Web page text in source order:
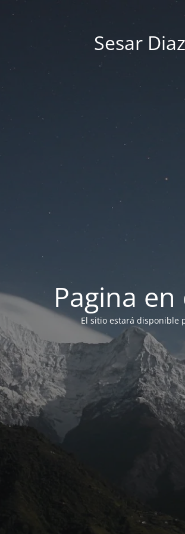
Sesar
Pagina
El sitio estará disponible